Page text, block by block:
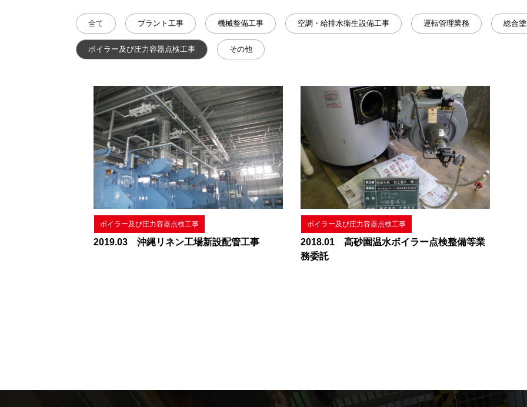
全て プラント工事 機械整備工事 空調・給排水衛生設備工事 運転管理業務 総合
ボイラー及び圧力容器点検工事 その他
ボイラー及び圧力容器点検工事
2019.03 沖縄リネン工場新設配管工事
ボイラー及び圧力容器点検工事
2018.01 高砂園温水ボイラー点検整備等業
務委託